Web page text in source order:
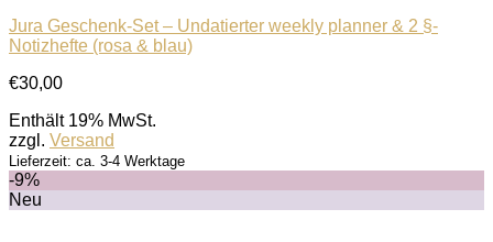
Jura Geschenk-Set – Undatierter weekly planner & 2 §-
Notizhefte (rosa & blau)
€30,00
Enthält 19% MwSt.
zzgl. Versand
Lieferzeit: ca. 3-4 Werktage
-9%
Neu